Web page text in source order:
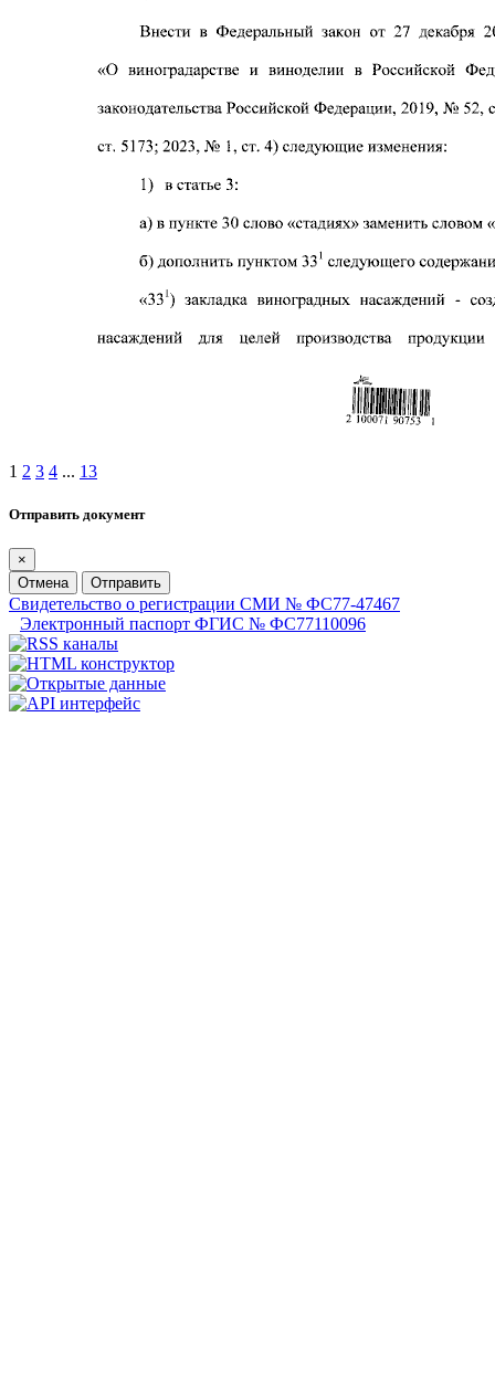
1 2 3 4 ... 13
Отправить документ
×
Отмена
Отправить
Свидетельство о регистрации СМИ № ФС77-47467
Электронный паспорт ФГИС № ФС77110096